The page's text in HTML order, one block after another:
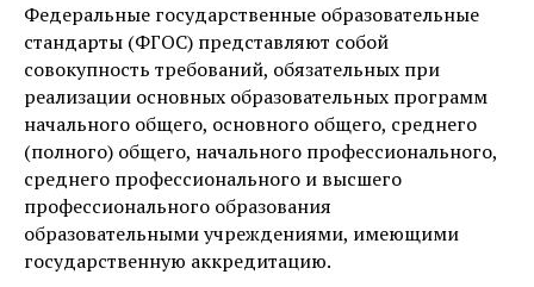
Федеральные государственные образовательные
стандарты (ФГОС) представляют собой
совокупность требований, обязательных при
реализации основных образовательных программ
начального общего, основного общего, среднего
(полного) общего, начального профессионального,
среднего профессионального и высшего
профессионального образования
образовательными учреждениями, имеющими
государственную аккредитацию.